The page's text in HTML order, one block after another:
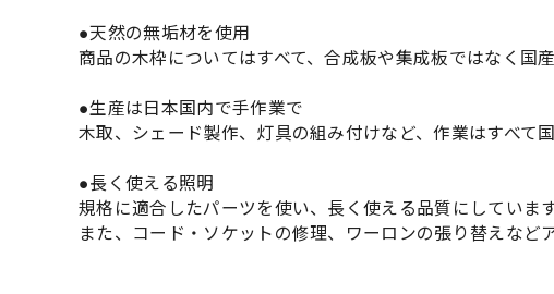
●天然の無垢材を使用
商品の木枠についてはすべて、合成板や集成板ではなく国
●生産は日本国内で手作業で
木取、シェード製作、灯具の組み付けなど、作業はすべて
●長く使える照明
規格に適合したパーツを使い、長く使える品質にしています
また、コード・ソケットの修理、ワーロンの張り替えなど